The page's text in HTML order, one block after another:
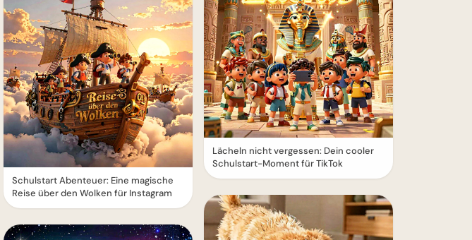
Schulstart Abenteuer: Eine magische
Reise über den Wolken für Instagram
Lächeln nicht vergessen: Dein cooler
Schulstart-Moment für TikTok